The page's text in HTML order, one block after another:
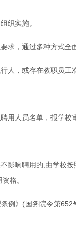
织实施。
求，通过多种方式全
人，或存在教职员工
用人员名单，报学校
影响聘用的,由学校
格。
例》(国务院令第